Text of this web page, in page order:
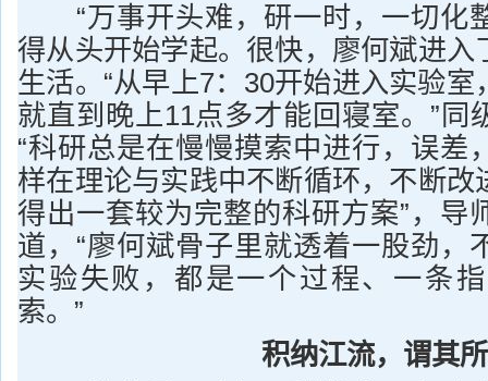
“万事开头难，研一时，一切化
得从头开始学起。很快，廖何斌进入
生活。“从早上7：30开始进入实验
就直到晚上11点多才能回寝室。”同
“科研总是在慢慢摸索中进行，误差
样在理论与实践中不断循环，不断改
得出一套较为完整的科研方案”，导
道，“廖何斌骨子里就透着一股劲，
实验失败，都是一个过程、一条
索。”
积纳江流，谓其